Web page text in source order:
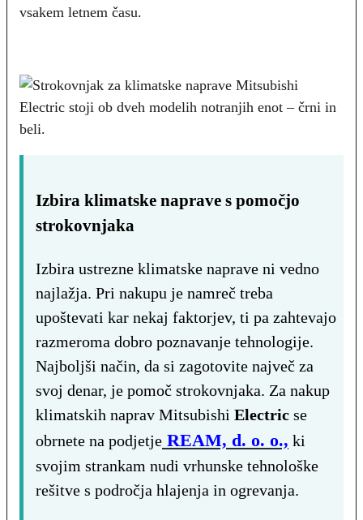
vsakem letnem času.
Izbira klimatske naprave s pomočjo
strokovnjaka
Izbira ustrezne klimatske naprave ni vedno
najlažja. Pri nakupu je namreč treba
upoštevati kar nekaj faktorjev, ti pa zahtevajo
razmeroma dobro poznavanje tehnologije.
Najboljši način, da si zagotovite največ za
svoj denar, je pomoč strokovnjaka. Za nakup
klimatskih naprav Mitsubishi Electric se
obrnete na podjetje REAM, d. o. o., ki
svojim strankam nudi vrhunske tehnološke
rešitve s področja hlajenja in ogrevanja.